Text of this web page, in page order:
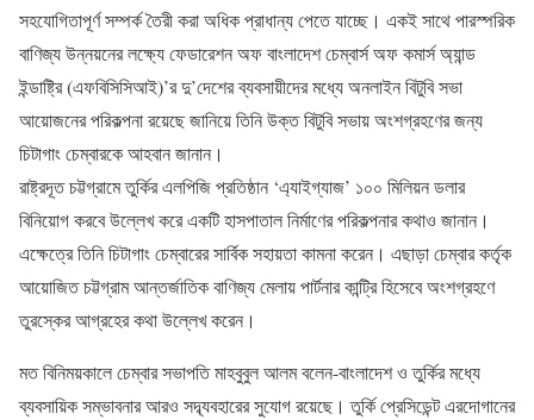
সহযোগিতাপূর্ণ সম্পর্ক তৈরী করা অধিক প্রাধান্য পেতে যাচ্ছে। একই সাথে পারস্পরিক
বাণিজ্য উন্নয়নের লক্ষ্যে ফেডারেশন অফ বাংলাদেশ চেম্বার্স অফ কমার্স অ্যান্ড
ইন্ডাষ্ট্রি (এফবিসিসিআই)’র দু’দেশের ব্যবসায়ীদের মধ্যে অনলাইন বিটুবি সভা
আয়োজনের পরিকল্পনা রয়েছে জানিয়ে তিনি উক্ত বিটুবি সভায় অংশগ্রহণের জন্য
চিটাগাং চেম্বারকে আহবান জানান।
রাষ্ট্রদূত চট্টগ্রামে তুর্কির এলপিজি প্রতিষ্ঠান ‘এ্যাইগ্যাজ’ ১০০ মিলিয়ন ডলার
বিনিয়োগ করবে উল্লেখ করে একটি হাসপাতাল নির্মাণের পরিকল্পনার কথাও জানান।
এক্ষেত্রে তিনি চিটাগাং চেম্বারের সার্বিক সহায়তা কামনা করেন। এছাড়া চেম্বার কর্তৃক
আয়োজিত চট্টগ্রাম আন্তর্জাতিক বাণিজ্য মেলায় পার্টনার কান্ট্রি হিসেবে অংশগ্রহণে
তুরস্কের আগ্রহের কথা উল্লেখ করেন।
মত বিনিময়কালে চেম্বার সভাপতি মাহবুবুল আলম বলেন-বাংলাদেশ ও তুর্কির মধ্যে
ব্যবসায়িক সম্ভাবনার আরও সদ্ব্যবহারের সুযোগ রয়েছে। তুর্কি প্রেসিডেন্ট এরদোগানের